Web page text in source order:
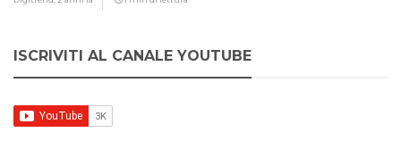
ISCRIVITI AL CANALE YOUTUBE